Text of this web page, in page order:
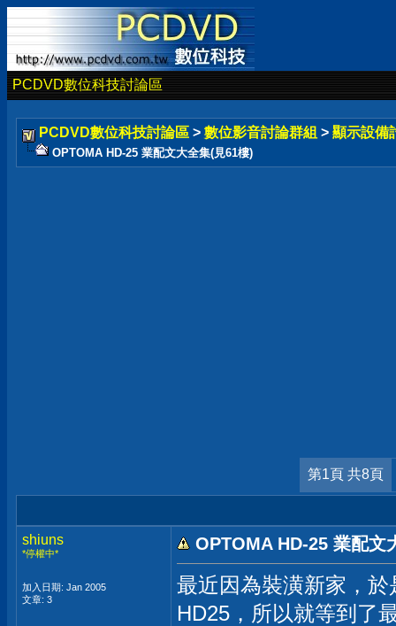
PCDVD數位科技討論區
PCDVD數位科技討論區 > 數位影音討論群組 > 顯示設備
OPTOMA HD-25 業配文大全集(見61樓)
第1頁 共8頁
shiuns
*停權中*
加入日期: Jan 2005
文章: 3
OPTOMA HD-25 業配文
最近因為裝潢新家，
HD25，所以就等到了